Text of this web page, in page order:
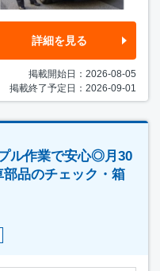
詳細を見る
掲載開始日：2026-08-05
掲載終了予定日：2026-09-01
ル作業で安心◎月30
品のチェック・箱